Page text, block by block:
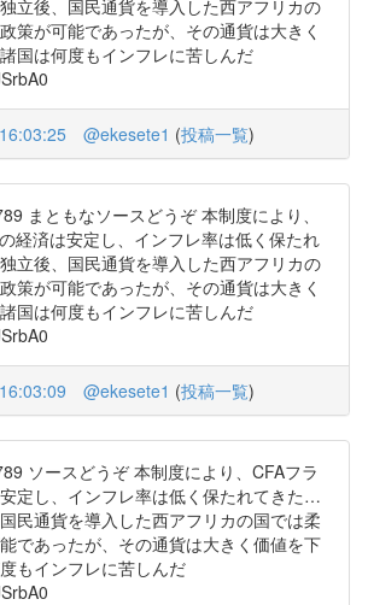
立後、国民通貨を導入した西アフリカの
策が可能であったが、その通貨は大きく
国は何度もインフレに苦しんだ
@ekesete1 (投稿一覧)
まともなソースどうぞ 本制度により、
経済は安定し、インフレ率は低く保たれ
立後、国民通貨を導入した西アフリカの
策が可能であったが、その通貨は大きく
国は何度もインフレに苦しんだ
@ekesete1 (投稿一覧)
ソースどうぞ 本制度により、CFAフラ
定し、インフレ率は低く保たれてきた…
民通貨を導入した西アフリカの国では柔
であったが、その通貨は大きく価値を下
もインフレに苦しんだ